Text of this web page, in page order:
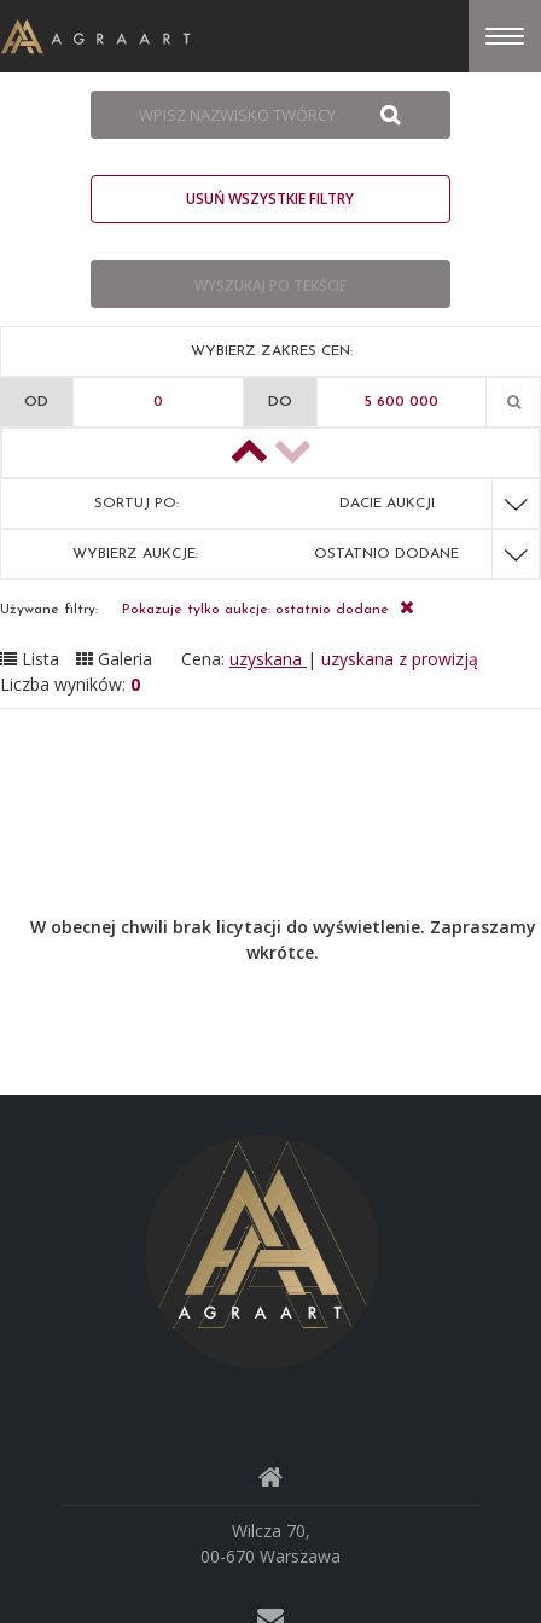
USUŃ WSZYSTKIE FILTRY
WYBIERZ ZAKRES CEN:
OD DO
SORTUJ PO: DACIE AUKCJI
WYBIERZ AUKCJE: OSTATNIO DODANE
Używane filtry: Pokazuje tylko aukcje: ostatnio dodane
Lista Galeria Cena: uzyskana | uzyskana z prowizją
Liczba wyników: 0
W obecnej chwili brak licytacji do wyświetlenie. Zapraszamy
wkrótce.
Wilcza 70,
00-670 Warszawa